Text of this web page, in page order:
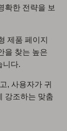
확한 전략을 보
제품 페이지
을 찾는 높은
니다.
, 사용자가 귀
강조하는 맞춤